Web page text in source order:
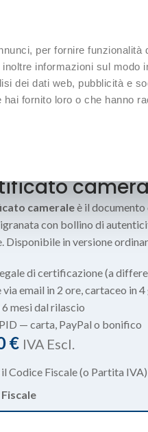
per fornire funzionalità
informazioni sul modo
dei dati web, pubblicità e
fornito loro o che hanno
cameraleè il documento
con bollino di
Disponibile in versione
di certificazione (a
email in 2 ore, cartaceo in
mesi dal rilascio
— carta, PayPal o bonifico
€ IVA Escl.
Codice Fiscale (o Partita